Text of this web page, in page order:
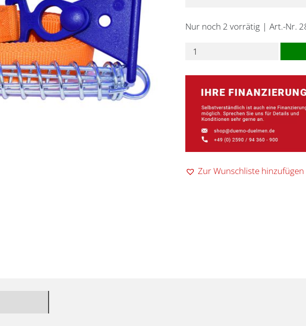
Nur noch 2 vorrätig
Art.-Nr.
Markisenband
Sturmband
Peggy
Menge
Zur Wunschliste hinzufügen